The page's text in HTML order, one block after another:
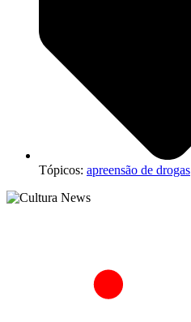
Tópicos: apreensão de drogas